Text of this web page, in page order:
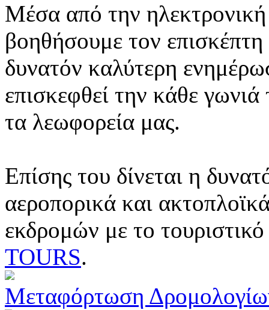
Μέσα από την ηλεκτρονική
βοηθήσουμε τον
δυνατόν καλύτερη
επισκεφθεί την κάθε
τα λεωφορεία μας.
Επίσης του δίνεται η
αεροπορικά και
εκδρομών με το
TOURS.
Μεταφόρτωση